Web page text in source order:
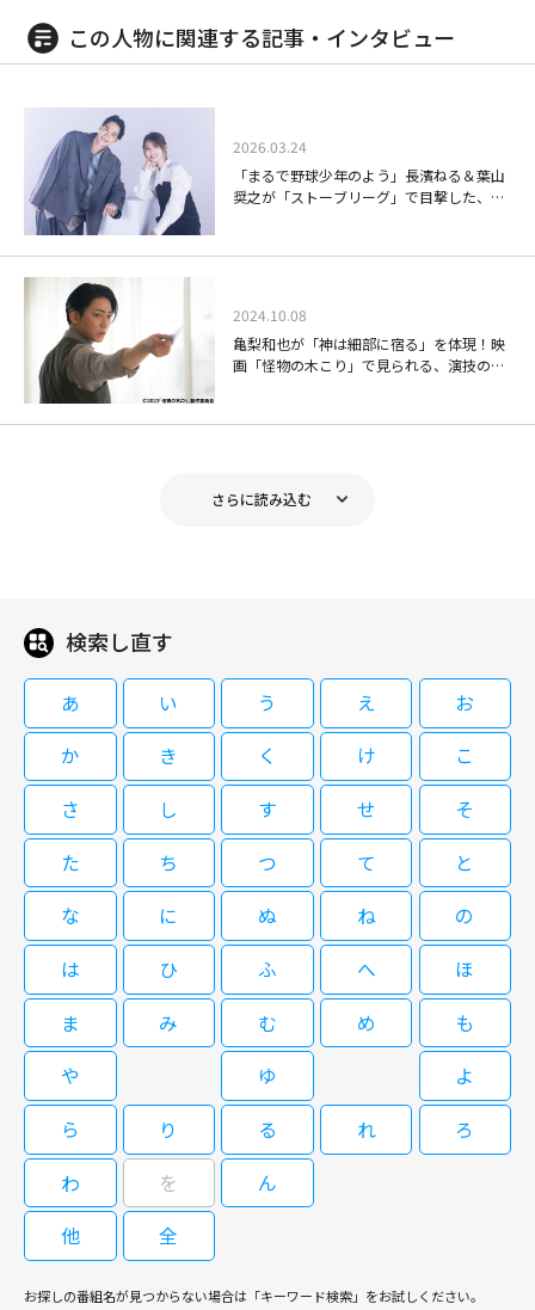
神の雫 #6
08/12(水)11:30～12:30
神の雫 #7
08/13(木)11:30～12:30
08/14(金)11:30～12:30
出演：亀梨和也、田辺誠一、仲里依紗 ほか 地上波放送日：2009年1月13
日～3月10日
神の雫 #9(最終回) 出演：亀梨和也、
田辺誠一、仲里依紗 ほか
2003年に日本で初めて教師による児童へのいじめが認定された福岡での事
件のルポルタージュを元にした実録サスペンス・ドラマ。 日本初の教師の
児童いじめに認定された事件を追う、ルポルタージュを映画化。パワフルな
活劇で人気の三池崇史監督が、驚異の事件に真逆の視点双方から迫り、新境
地を見せる注目作。福岡の小学校教師の薮下（綾野剛）は、担任児童への体
罰をその母・律子（柴咲コウ）に告発されたと鳴海（亀梨和也）が実名で報
じたのを受け、壮絶なバッシングを浴び停職となる。世論も味方にした律子
は大弁護団と民事訴訟を起こすが、薮下は法廷で完全否認に徹する。
教師と呼ばれた男 ＜PG-12＞
08/30(日)18:40～21:00
2003年に日本で初めて教師による児童へのいじめが認定された福岡での事
件のルポルタージュを元にした実録サスペンス・ドラマ。 日本初の教師の
地を見せる注目作。福岡の小学校教師の薮下（綾野剛）は、担任児童への体
09/06(日)09:10～11:30
2003年に日本で初めて教師による児童へのいじめが認定された福岡での事
件のルポルタージュを元にした実録サスペンス・ドラマ。 日本初の教師の
児童いじめに認定された事件を追う、ルポルタージュを映画化。パワフルな
活劇で人気の三池崇史監督が、驚異の事件に真逆の視点双方から迫り、新境
地を見せる注目作。福岡の小学校教師の薮下（綾野剛）は、担任児童への体
罰をその母・律子（柴咲コウ）に告発されたと鳴海（亀梨和也）が実名で報
じたのを受け、壮絶なバッシングを浴び停職となる。世論も味方にした律子
は大弁護団と民事訴訟を起こすが、薮下は法廷で完全否認に徹する。
閉じる
この人物に関連する記事・インタビュー
2026.03.24
「まるで野球少年のよう」長濱ねる＆葉山
奨之が「ストーブリーグ」で目撃した、座
2024.10.08
亀梨和也が「神は細部に宿る」を体現！映
画「怪物の木こり」で見られる、演技の細
さらに読み込む
検索し直す
あ い う え
お
か
き く け
こ
さ
し す せ
そ
た
ち つ て
と
な
に ぬ ね
の
は
ひ ふ へ
ほ
ま
み む め
も
や
ゆ
よ
ら
り る れ
ろ
わ
を
ん
他
全
お探しの番組名が見つからない場合は「キーワード検索」をお試しください。